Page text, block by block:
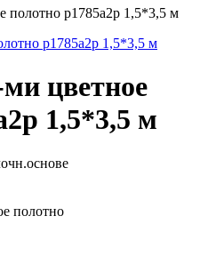
полотно p1785a2p 1,5*3,5 м
цветное
1,5*3,5 м
полотно